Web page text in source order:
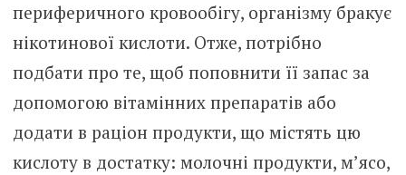
периферичного кровообігу, організму бракує
нікотинової кислоти. Отже, потрібно
подбати про те, щоб поповнити її запас за
допомогою вітамінних препаратів або
додати в раціон продукти, що містять цю
кислоту в достатку: молочні продукти, м’ясо,